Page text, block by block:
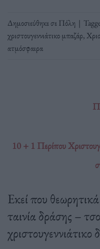
Δημοσιεύθηκε σεΠόλη |
χριστουγεννιάτικο μπαζάρ,
ατμόσφαιρα
10 + 1 Περίπου
Eκεί που
ταινία δράσης –
χριστουγεννιάτικο